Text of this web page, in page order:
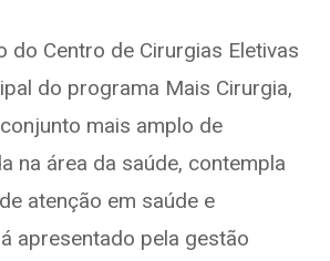
do Centro de Cirurgias Eletivas
do programa Mais Cirurgia,
mais amplo de
na área da saúde, contempla
atenção em saúde e
apresentado pela gestão